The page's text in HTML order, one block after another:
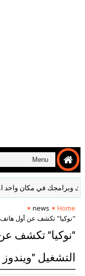
في مكان واحد امن
Home
news
"نوكيا" تكشف عن أول هاتف
"نوكيا" تكشف
التشغيل "ويندوز 8.1"